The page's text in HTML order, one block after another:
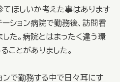
ほしいか考えた事はあります
ション病院で勤務後、訪問看
た。病院とはまったく違う環
ことがありました。
ンで勤務する中で日々耳にす